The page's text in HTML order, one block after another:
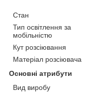
Стан
Тип освітлення за
мобільністю
Кут розсіювання
Матеріал розсіювача
Основні атрибути
Вид виробу